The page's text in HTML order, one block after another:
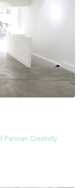
Parisian Creativity